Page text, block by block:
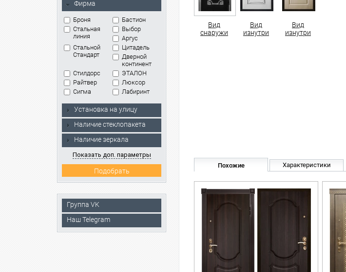
Фирма
Броня
Бастион
Стальная
линия
Выбор
Аргус
Стальной
Стандарт
Цитадель
Дверной
континент
Стилдорс
ЭТАЛОН
Райтвер
Люксор
Сигма
Лабиринт
Установка на улицу
Наличие стеклопакета
Наличие зеркала
Показать доп. параметры
Группа VK
Наш Telegram
Вид
снаружи
Вид
изнутри
Вид
изнутри
Похожие Характеристики